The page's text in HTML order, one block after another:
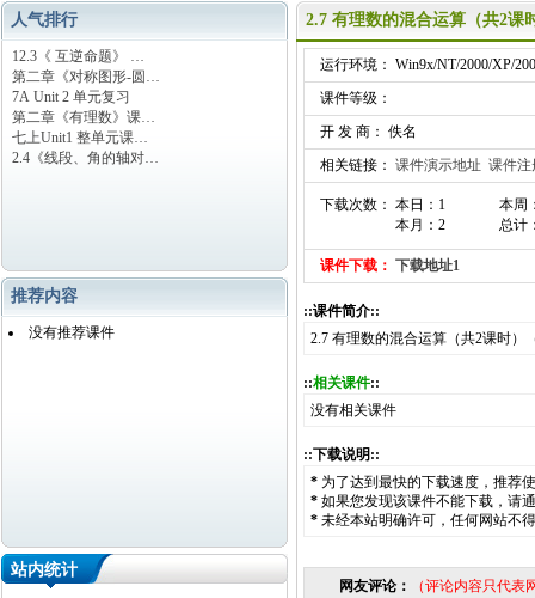
人气排行
12.3《 互逆命题》 …
第二章《对称图形-圆…
7A Unit 2 单元复习
第二章《有理数》课…
七上Unit1 整单元课…
2.4《线段、角的轴对…
推荐内容
没有推荐课件
站内统计
2.7 有理数的混合运算（共2课
运行环境： Win9x/NT/2000/XP/
课件等级：
开 发 商： 佚名
相关链接： 课件演示地址 课件注
下载次数： 本日：1
本月：2
本周
总计
课件下载： 下载地址1
::课件简介::
2.7 有理数的混合运算（共2课时）
::相关课件::
没有相关课件
::下载说明::
* 为了达到最快的下载速度，推荐
* 如果您发现该课件不能下载，请
* 未经本站明确许可，任何网站不
网友评论： （评论内容只代